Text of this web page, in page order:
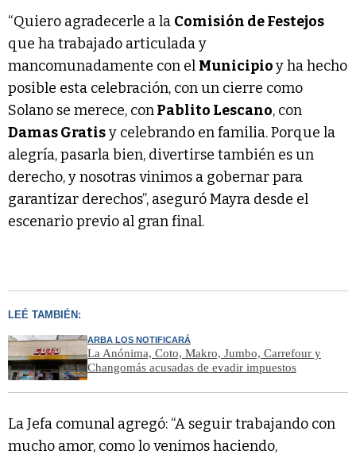
“Quiero agradecerle a la Comisión de Festejos
que ha trabajado articulada y
mancomunadamente con el Municipioy ha hecho
posible esta celebración, con un cierre como
Solano se merece, conPablito Lescano, con
Damas Gratisy celebrando en familia. Porque la
alegría, pasarla bien, divertirse también es un
derecho, y nosotras vinimos a gobernar para
garantizar derechos”, aseguró Mayra desde el
escenario previo al gran final.
LEÉ TAMBIÉN:
ARBA LOS NOTIFICARÁ
La Anónima, Coto, Makro, Jumbo, Carrefour y
Changomás acusadas de evadir impuestos
La Jefa comunal agregó: “A seguir trabajando con
mucho amor, como lo venimos haciendo,